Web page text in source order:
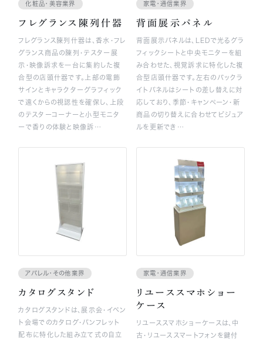
化粧品・美容業界
フレグランス陳列什器
フレグランス陳列什器は、香水・フレ
グランス商品の陳列・テスター展
示・映像訴求を一台に集約した複
合型の店頭什器です。上部の電飾
サインとキャラクターグラフィック
で遠くからの視認性を確保し、上段
のテスターコーナーと小型モニタ
ーで香りの体験と映像訴…
家電・通信業界
背面展示パネル
背面展示パネルは、LEDで光るグラ
フィックシートと中央モニターを組
み合わせた、視覚訴求に特化した複
合型店頭什器です。左右のバックラ
イトパネルはシートの差し替えに対
応しており、季節・キャンペーン・新
商品の切り替えに合わせてビジュア
ルを更新でき…
アパレル・その他業界
カタログスタンド
カタログスタンドは、展示会・イベン
ト会場でのカタログ・パンフレット
配布に特化した組み立て式の自立
家電・通信業界
リユーススマホショー
ケース
リユーススマホショーケースは、中
古・リユーススマートフォンを鍵付